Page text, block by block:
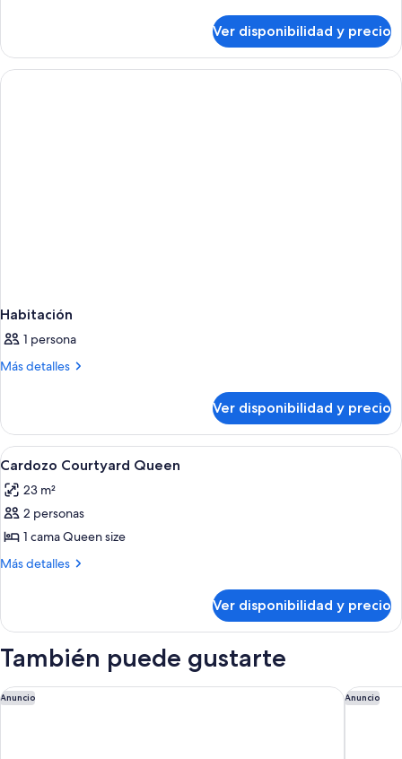
Ver disponibilidad y precio
Habitación
1 persona
Más detalles
Más
Ver disponibilidad y precio
Ver
todas
las
fotos
de
Cardozo
Un dormitorio con cama, escritorio,
5
Cardozo Courtyard Queen
23 m²
2 personas
1 cama Queen size
Más detalles
Más
Courtyard
Ver disponibilidad y precio
También puede gustarte
Anuncio
Park Central South Beach Anuncio